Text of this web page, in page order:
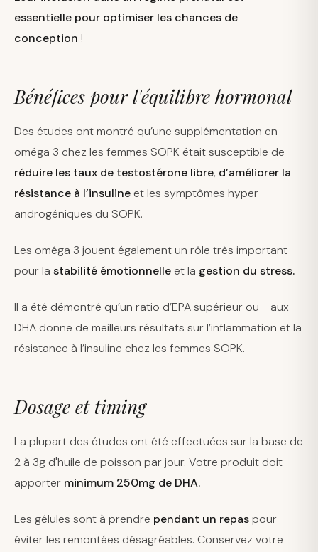
essentielle pour optimiser les chances de
conception !
Bénéfices pour l'équilibre hormonal
Des études ont montré qu’une supplémentation en
oméga 3 chez les femmes SOPK était susceptible de
réduire les taux de testostérone libre, d’améliorer la
résistance à l’insuline et les symptômes hyper
androgéniques du SOPK.
Les oméga 3 jouent également un rôle très important
pour la stabilité émotionnelle et la gestion du stress.
Il a été démontré qu’un ratio d’EPA supérieur ou = aux
DHA donne de meilleurs résultats sur l’inflammation et la
résistance à l’insuline chez les femmes SOPK.
Dosage et timing
La plupart des études ont été effectuées sur la base de
2 à 3g d'huile de poisson par jour. Votre produit doit
apporter minimum 250mg de DHA.
Les gélules sont à prendre pendant un repaspour
éviter les remontées désagréables. Conservez votre